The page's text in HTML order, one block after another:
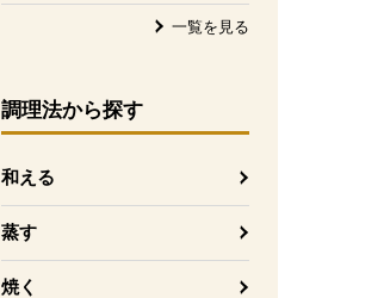
一覧を見る
調理法から探す
和える
蒸す
焼く